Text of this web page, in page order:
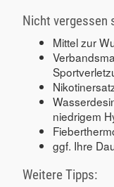
Nicht vergessen
Mittel zur
niedrigem
ggf. Ihre
Weitere Tipps: